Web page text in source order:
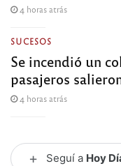
4 horas atrás
SUCESOS
Se incendió un
pasajeros
4 horas atrás
+ Seguí a Hoy